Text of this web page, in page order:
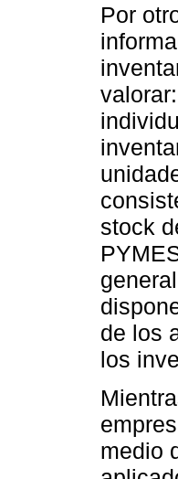
Por
stock
de los
los
medio